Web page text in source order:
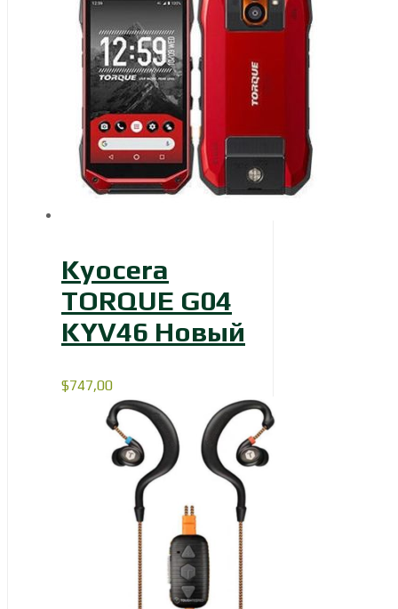
Kyocera
TORQUE G04
KYV46 Новый
$747,00